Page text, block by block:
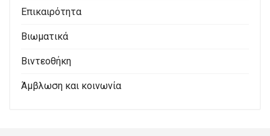
Δημοφιλείς ετικέτες